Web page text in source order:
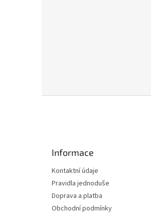
Informace
Kontaktní údaje
Pravidla jednoduše
Doprava a platba
Obchodní podmínky